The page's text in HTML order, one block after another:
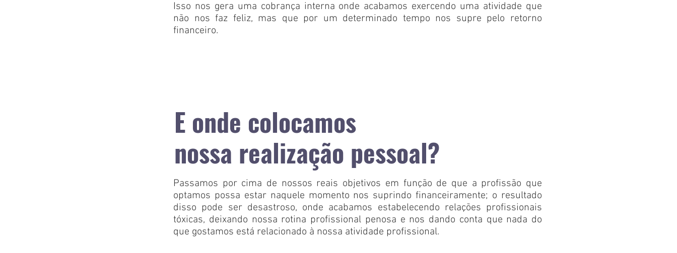
Isso nos gera uma cobrança interna onde acabamos exercendo uma atividade que
não nos faz feliz, mas que por um determinado tempo nos supre pelo retorno
financeiro.
E onde colocamos
nossa realização pessoal?
Passamos por cima de nossos reais objetivos em função de que a profissão que
optamos possa estar naquele momento nos suprindo financeiramente; o resultado
disso pode ser desastroso, onde acabamos estabelecendo relações profissionais
tóxicas, deixando nossa rotina profissional penosa e nos dando conta que nada do
que gostamos está relacionado à nossa atividade profissional.